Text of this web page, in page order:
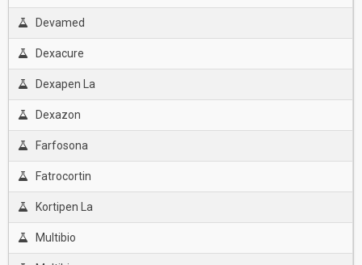
Devamed
Dexacure
Dexapen La
Dexazon
Farfosona
Fatrocortin
Kortipen La
Multibio